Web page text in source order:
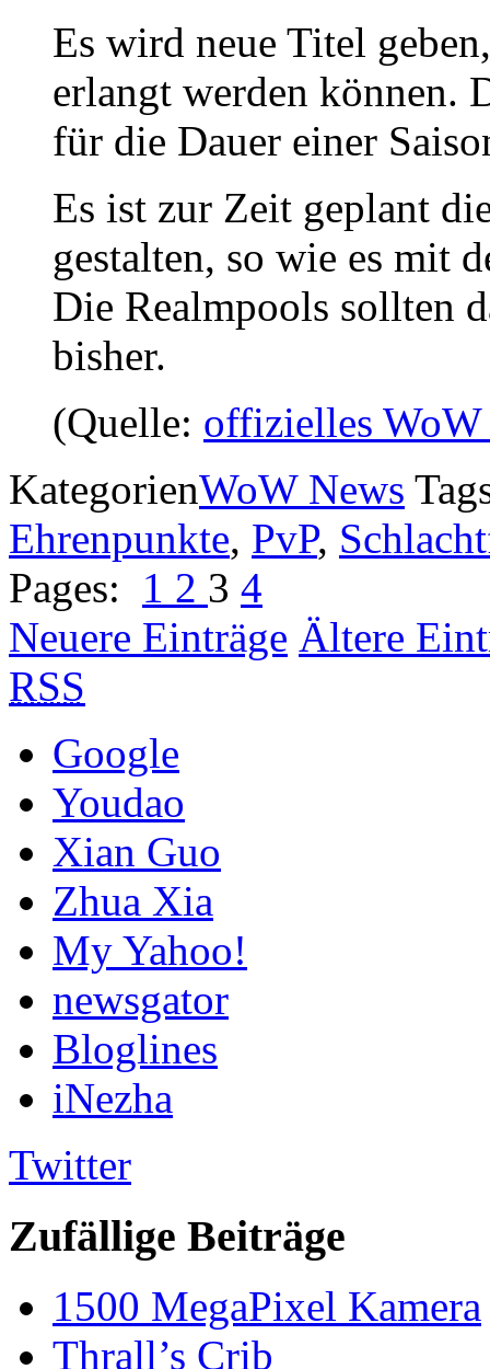
Es wird neue Titel
erlangt werden können.
für die Dauer einer
Es ist zur Zeit geplant
gestalten, so wie es mit
Die Realmpools sollten
bisher.
(Quelle: offizielles
KategorienWoW News
Ehrenpunkte, PvP,
Pages:
1 2 3 4
Neuere Einträge Ältere
RSS
Google
Youdao
Xian Guo
Zhua Xia
My Yahoo!
newsgator
Bloglines
iNezha
Twitter
Zufällige Beiträge
1500 MegaPixel Kamera
Thrall’s Crib